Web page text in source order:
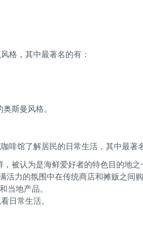
格，其中最著名的有：
斯曼风格。
啡馆了解居民的日常生活，其中最著
被认为是海鲜爱好者的特色目的地之
力的氛围中在传统商店和摊贩之间购
地产品。
日常生活。